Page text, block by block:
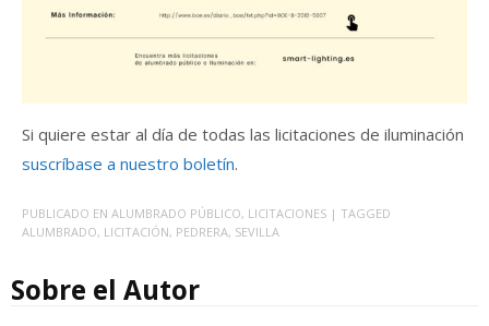
Si quiere estar al día de todas las licitaciones de iluminación
suscríbase a nuestro boletín.
PUBLICADO EN ALUMBRADO PÚBLICO, LICITACIONES | TAGGED
ALUMBRADO, LICITACIÓN, PEDRERA, SEVILLA
Sobre el Autor